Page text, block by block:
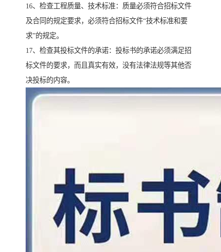
16、检查工程质量、技术标准：质量必须符合招标文件
及合同的规定要求，必须符合招标文件“技术标准和要
求”的规定。
17、检查其投标文件的承诺：投标书的承诺必须满足招
标文件的要求，而且真实有效，没有法律法规等其他否
决投标的内容。